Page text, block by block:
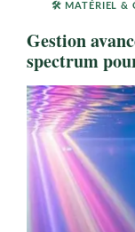
🛠️ MATÉRIEL &
Gestion
spectrum